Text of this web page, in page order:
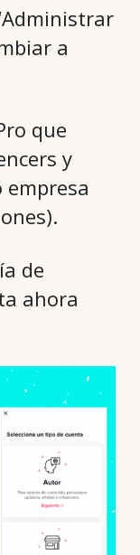
a
que
y
empresa
de
ahora